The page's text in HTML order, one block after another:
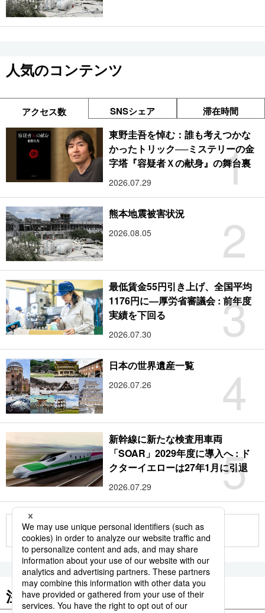
人気のコンテンツ
アクセス数 SNSシェア 滞在時間
1
東野圭吾を悼む：誰も考えつかな
かったトリック──ミステリーの金
字塔『容疑者Ｘの献身』の舞台裏
2026.07.29
2
熊本地震被害状況
2026.08.05
3
最低賃金55円引き上げ、全国平均
1176円に―厚労省審議会 : 前年度
実績を下回る
2026.07.30
4
日本の世界遺産一覧
2026.07.26
5
新幹線に新たな検査用車両
「SOAR」2029年度に導入へ : ド
クターイエローは27年1月に引退
2026.07.29
もっと見る
注目のキーワード